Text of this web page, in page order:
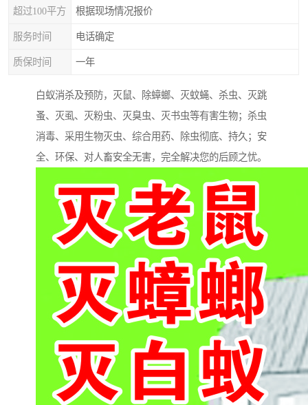
超过100平方 根据现场情况报价
服务时间 电话确定
质保时间 一年
白蚁消杀及预防，灭鼠、除蟑螂、灭蚊蝇、杀虫、灭跳
蚤、灭虱、灭粉虫、灭臭虫、灭书虫等有害生物；杀虫
消毒、采用生物灭虫、综合用药、除虫彻底、持久；安
全、环保、对人畜安全无害，完全解决您的后顾之忧。